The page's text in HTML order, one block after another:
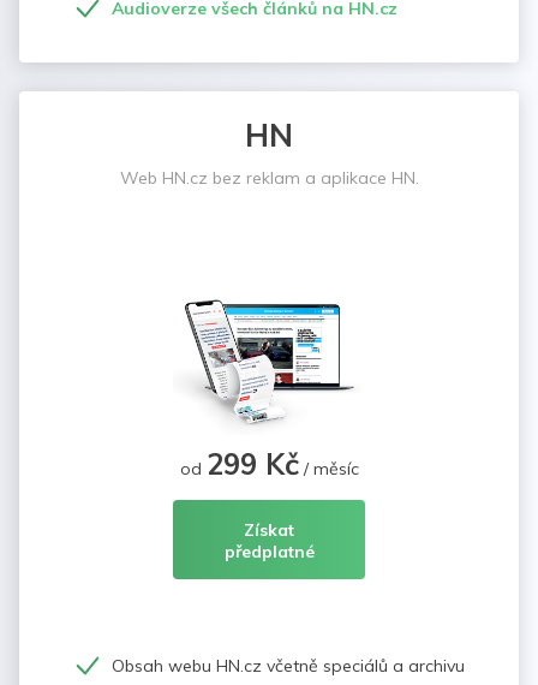
Audioverze všech článků na HN.cz
HN
Web HN.cz bez reklam a aplikace HN.
od 299 Kč/ měsíc
Získat
předplatné
Obsah webu HN.cz včetně speciálů a archivu